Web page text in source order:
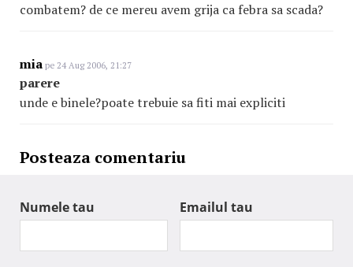
combatem? de ce mereu avem grija ca febra sa scada?
mia pe 24 Aug 2006, 21:27
parere
unde e binele?poate trebuie sa fiti mai expliciti
Posteaza comentariu
Numele tau Emailul tau